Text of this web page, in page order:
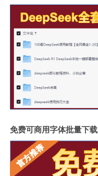
免费可商用字体批量下载